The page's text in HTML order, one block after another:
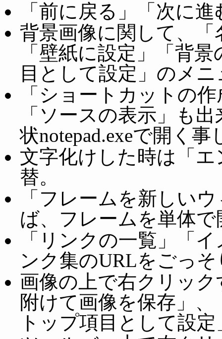
「前に戻る」「次に
背景画像に関して、
「壁紙に設定」「背
目として設定」のメ
「ショートカットの
「ソースの表示」も
状notepad.exeで開く
文字化けした時は「
替。
「フレームを新しい
ば、フレームを単体
「リンクの一覧」「
ンク集のURLをごっ
画像の上で右クリッ
附けて画像を保存」
トップ項目として設